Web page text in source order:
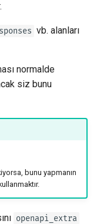
vb. alanları
normalde
siz bunu
bunu yapmanın
kullanmaktır.
openapi_extra